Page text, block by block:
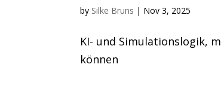
by Silke Bruns | Nov 3, 2025
KI- und Simulationslogik,
können